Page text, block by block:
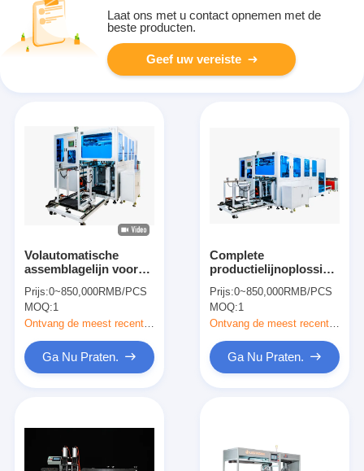
Laat ons met u contact opnemen met de
beste producten.
Geef uw vereiste
Volautomatische
assemblagelijn voor
met Omron-
besturingssysteem
voor hoge snelheid en
onbemande bediening
Prijs:0~850,000RMB/PCS
MOQ:1
Ontvang de meest recente Prijs
Ga Nu Praten.
Complete
productielijnoplossingen
luchtfiltermachines
Prijs:0~850,000RMB/PCS
MOQ:1
Ga Nu Praten.